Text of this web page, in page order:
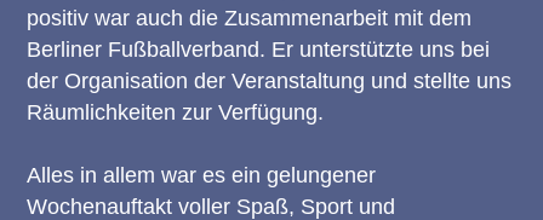
positiv war auch die Zusammenarbeit mit dem
Berliner Fußballverband. Er unterstützte uns bei
der Organisation der Veranstaltung und stellte uns
Räumlichkeiten zur Verfügung.
Alles in allem war es ein gelungener
Wochenauftakt voller Spaß, Sport und